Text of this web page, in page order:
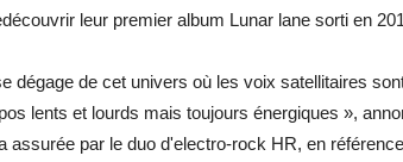
leur premier album Lunar lane sorti en
dégage de cet univers où les voix satellitaires
lents et lourds mais toujours énergiques »,
assurée par le duo d'electro-rock HR, en